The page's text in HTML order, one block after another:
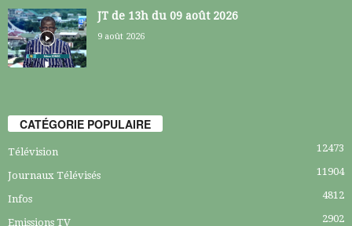
JT de 13h du 09 août 2026
9 août 2026
CATÉGORIE POPULAIRE
Télévision 12473
Journaux Télévisés 11904
Infos 4812
Emissions TV 2902